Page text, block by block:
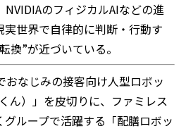
のフィジカルAIなどの進
世界で自律的に判断・行動す
換”が近づいている。
おなじみの接客向け人型ロボッ
ん）」を皮切りに、ファミレス
ループで活躍する「配膳ロボッ